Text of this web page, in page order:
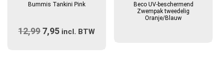
heeft
variaties.
Bummis Tankini Pink
12,99 Oorspronkelijke
7,95 Huidige
incl. BTW
Beco UV-beschermend
Zwempak tweedelig
Oranje/Blauw